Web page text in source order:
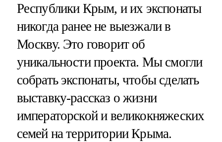
Республики Крым, и их экспонаты
никогда ранее не выезжали в
Москву. Это говорит об
уникальности проекта. Мы смогли
собрать экспонаты, чтобы сделать
выставку-рассказ о жизни
императорской и великокняжеских
семей на территории Крыма.